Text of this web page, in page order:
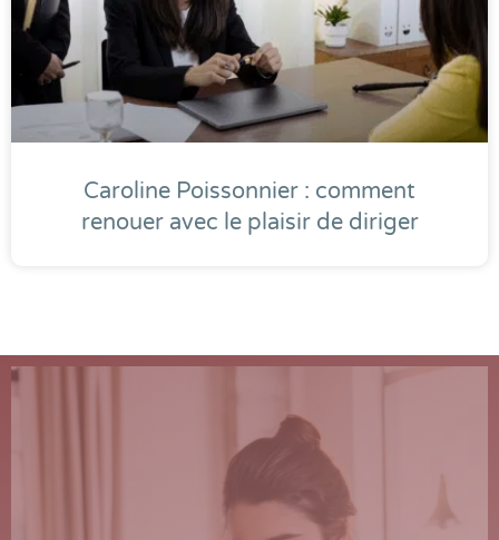
Caroline Poissonnier : comment
renouer avec le plaisir de diriger